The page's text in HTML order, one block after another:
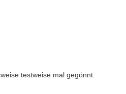
testweise mal gegönnt.